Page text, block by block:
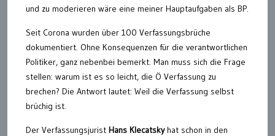
und zu moderieren wäre eine meiner Hauptaufgaben als BP.
Seit Corona wurden über 100 Verfassungsbrüche
dokumentiert. Ohne Konsequenzen für die verantwortlichen
Politiker, ganz nebenbei bemerkt. Man muss sich die Frage
stellen: warum ist es so leicht, die Ö Verfassung zu
brechen? Die Antwort lautet: Weil die Verfassung selbst
brüchig ist.
Der Verfassungsjurist Hans Klecatskyhat schon in den